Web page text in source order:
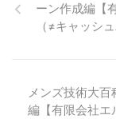
ーン作成編【
（≠キャッシ
メンズ技術大百
編【有限会社エ